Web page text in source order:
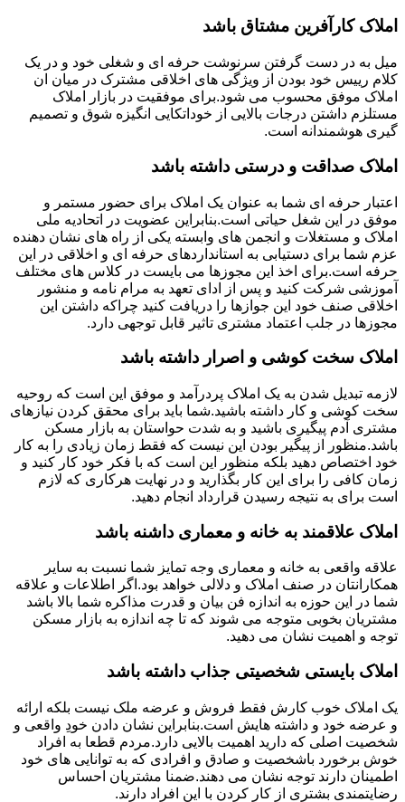
املاک کارآفرین مشتاق باشد
میل به در دست گرفتن سرنوشت حرفه ای و شغلی خود و در یک
کلام رییس خود بودن از ویژگی های اخلاقی مشترک در میان ان
املاک موفق محسوب می شود.برای موفقیت در بازار املاک
مستلزم داشتن درجات بالایی از خوداتکایی انگیزه شوق و تصمیم
گیری هوشمندانه است.
املاک صداقت و درستی داشته باشد
اعتبار حرفه ای شما به عنوان یک املاک برای حضور مستمر و
موفق در این شغل حیاتی است.بنابراین عضویت در اتحادیه ملی
املاک و مستغلات و انجمن های وابسته یکی از راه های نشان دهنده
عزم شما برای دستیابی به استانداردهای حرفه ای و اخلاقی در این
حرفه است.برای اخذ این مجوزها می بایست در کلاس های مختلف
آموزشی شرکت کنید و پس از ادای تعهد به مرام نامه و منشور
اخلاقی صنف خود این جوازها را دریافت کنید چراکه داشتن این
مجوزها در جلب اعتماد مشتری تاثیر قابل توجهی دارد.
املاک سخت کوشی و اصرار داشته باشد
لازمه تبدیل شدن به یک املاک پردرآمد و موفق این است که روحیه
سخت کوشی و کار داشته باشید.شما باید برای محقق کردن نیازهای
مشتری آدم پیگیری باشید و به شدت حواستان به بازار مسکن
باشد.منظور از پیگیر بودن این نیست که فقط زمان زیادی را به کار
خود اختصاص دهید بلکه منظور این است که با فکر خود کار کنید و
زمان کافی را برای این کار بگذارید و در نهایت هرکاری که لازم
است برای به نتیجه رسیدن قرارداد انجام دهید.
املاک علاقمند به خانه و معماری داشنه باشد
علاقه واقعی به خانه و معماری وجه تمایز شما نسبت به سایر
همکارانتان در صنف املاک و دلالی خواهد بود.اگر اطلاعات و علاقه
شما در این حوزه به اندازه فن بیان و قدرت مذاکره شما بالا باشد
مشتریان بخوبی متوجه می شوند که تا چه اندازه به بازار مسکن
توجه و اهمیت نشان می دهید.
املاک بایستی شخصیتی جذاب داشته باشد
یک املاک خوب کارش فقط فروش و عرضه ملک نیست بلکه ارائه
و عرضه خود و داشته هایش است.بنابراین نشان دادن خودِ واقعی و
شخصیت اصلی که دارید اهمیت بالایی دارد.مردم قطعا به افراد
خوش برخورد باشخصیت و صادق و افرادی که به توانایی های خود
اطمینان دارند توجه نشان می دهند.ضمنا مشتریان احساس
رضایتمندی بشتری از کار کردن با این افراد دارند.